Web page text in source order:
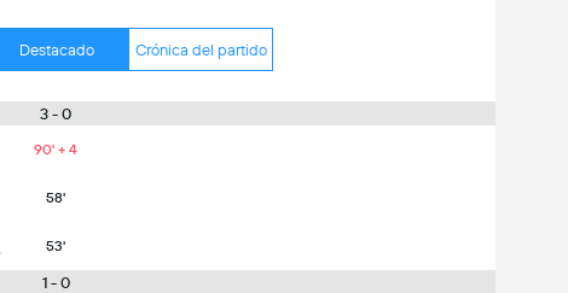
Destacado Crónica del partido
3 - 0
90' + 4
58'
53'
1 - 0